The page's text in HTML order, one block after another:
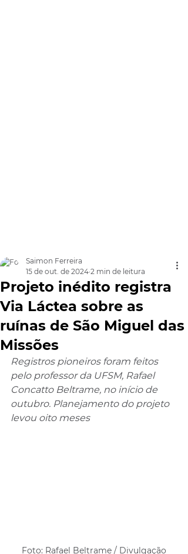
Projeto inédito registra
Via Láctea sobre as
ruínas de São Miguel das
Missões
Saimon Ferreira
15 de out. de 2024 2 min de leitura
Registros pioneiros foram feitos
pelo professor da UFSM, Rafael
Concatto Beltrame, no início de
outubro. Planejamento do projeto
levou oito meses
Foto: Rafael Beltrame / Divulgação